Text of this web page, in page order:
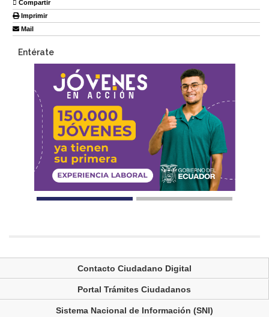
Compartir
Imprimir
Mail
Entérate
Contacto Ciudadano Digital
Portal Trámites Ciudadanos
Sistema Nacional de Información (SNI)